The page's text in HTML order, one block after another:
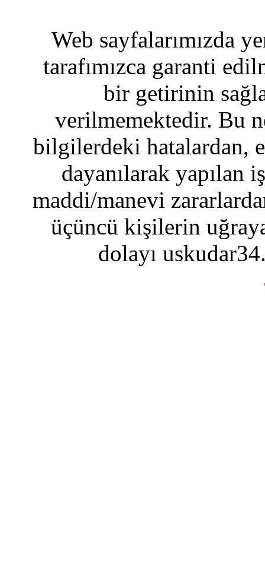
Web sayfalarımızda
tarafımızca garanti
bir getirinin
verilmemektedir. Bu
bilgilerdeki hatalardan,
dayanılarak yapılan
maddi/manevi
üçüncü kişilerin
dolayı